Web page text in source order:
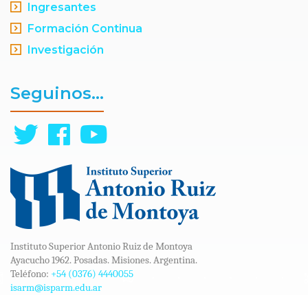
Ingresantes
Formación Continua
Investigación
Seguinos...
Instituto Superior Antonio Ruiz de Montoya
Ayacucho 1962. Posadas. Misiones. Argentina.
Teléfono: +54 (0376) 4440055
isarm@isparm.edu.ar